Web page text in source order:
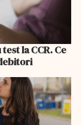
la CCR. Ce